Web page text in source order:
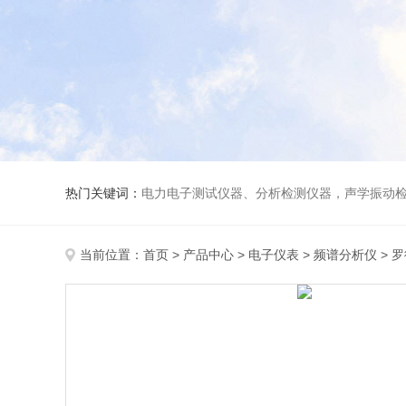
热门关键词： 电力电子测试仪器、分析检测仪器，声学振动
当前位置： 首页 > 产品中心 > 电子仪表 > 频谱分析仪 >